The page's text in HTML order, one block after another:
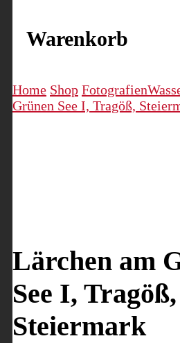
Warenkorb
Home Shop Fotografien
Grünen See I, Tragöß,
Lärchen am
See I, Tragöß,
Steiermark